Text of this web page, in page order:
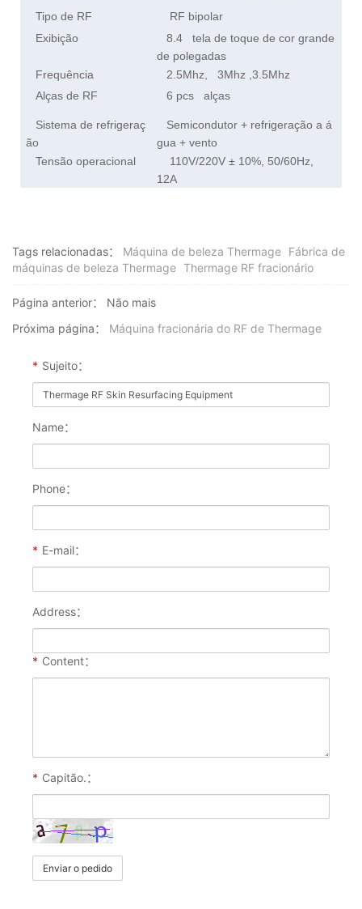
Tipo de RF
RF bipolar
Exibição
8.4 tela de toque de cor grande
de polegadas
Frequência
2.5Mhz, 3Mhz ,3.5Mhz
Alças de RF
6 pcs alças
Sistema de refrigeraç
ão
Semicondutor + refrigeração a á
gua + vento
Tensão operacional
110V/220V ± 10%, 50/60Hz,
12A
Tags relacionadas： Máquina de beleza Thermage Fábrica de
máquinas de beleza Thermage Thermage RF fracionário
Página anterior：
Não mais
Próxima página：
Máquina fracionária do RF de Thermage
* Sujeito：
Name：
Phone：
* E-mail：
Address：
* Content：
* Capitão.：
Enviar o pedido